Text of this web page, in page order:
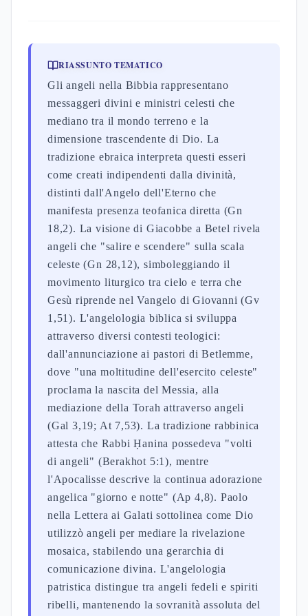
RIASSUNTO TEMATICO
Gli angeli nella Bibbia rappresentano
messaggeri divini e ministri celesti che
mediano tra il mondo terreno e la
dimensione trascendente di Dio. La
tradizione ebraica interpreta questi esseri
come creati indipendenti dalla divinità,
distinti dall'Angelo dell'Eterno che
manifesta presenza teofanica diretta (Gn
18,2). La visione di Giacobbe a Betel rivela
angeli che "salire e scendere" sulla scala
celeste (Gn 28,12), simboleggiando il
movimento liturgico tra cielo e terra che
Gesù riprende nel Vangelo di Giovanni (Gv
1,51). L'angelologia biblica si sviluppa
attraverso diversi contesti teologici:
dall'annunciazione ai pastori di Betlemme,
dove "una moltitudine dell'esercito celeste"
proclama la nascita del Messia, alla
mediazione della Torah attraverso angeli
(Gal 3,19; At 7,53). La tradizione rabbinica
attesta che Rabbi Ḥanina possedeva "volti
di angeli" (Berakhot 5:1), mentre
l'Apocalisse descrive la continua adorazione
angelica "giorno e notte" (Ap 4,8). Paolo
nella Lettera ai Galati sottolinea come Dio
utilizzò angeli per mediare la rivelazione
mosaica, stabilendo una gerarchia di
comunicazione divina. L'angelologia
patristica distingue tra angeli fedeli e spiriti
ribelli, mantenendo la sovranità assoluta del